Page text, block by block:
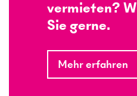
vermieten?
Sie gerne.
Mehr erfahren